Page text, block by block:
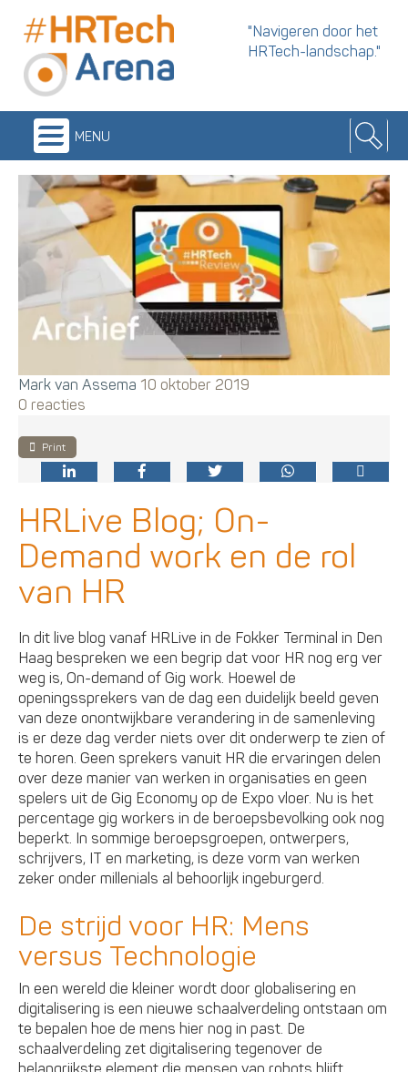
"Navigeren door het
HRTech-landschap."
menu
Mark van Assema 10 oktober 2019
0 reacties
Print
HRLive Blog; On-
Demand work en de rol
van HR
In dit live blog vanaf HRLive in de Fokker Terminal in Den
Haag bespreken we een begrip dat voor HR nog erg ver
weg is, On-demand of Gig work. Hoewel de
openingssprekers van de dag een duidelijk beeld geven
van deze onontwijkbare verandering in de samenleving
is er deze dag verder niets over dit onderwerp te zien of
te horen. Geen sprekers vanuit HR die ervaringen delen
over deze manier van werken in organisaties en geen
spelers uit de Gig Economy op de Expo vloer. Nu is het
percentage gig workers in de beroepsbevolking ook nog
beperkt. In sommige beroepsgroepen, ontwerpers,
schrijvers, IT en marketing, is deze vorm van werken
zeker onder millenials al behoorlijk ingeburgerd.
De strijd voor HR: Mens
versus Technologie
In een wereld die kleiner wordt door globalisering en
digitalisering is een nieuwe schaalverdeling ontstaan om
te bepalen hoe de mens hier nog in past. De
schaalverdeling zet digitalisering tegenover de